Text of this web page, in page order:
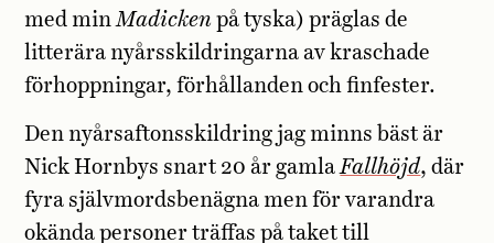
med min Madicken på tyska) präglas de
litterära nyårsskildringarna av kraschade
förhoppningar, förhållanden och finfester.
Den nyårsaftonsskildring jag minns bäst är
Nick Hornbys snart 20 år gamlaFallhöjd, där
fyra självmordsbenägna men för varandra
okända personer träffas på taket till